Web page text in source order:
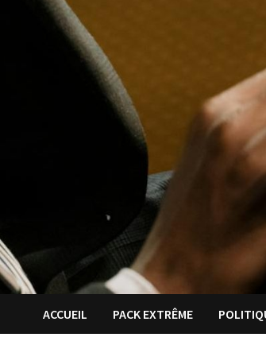
ACCUEIL PACK EXTRÊME